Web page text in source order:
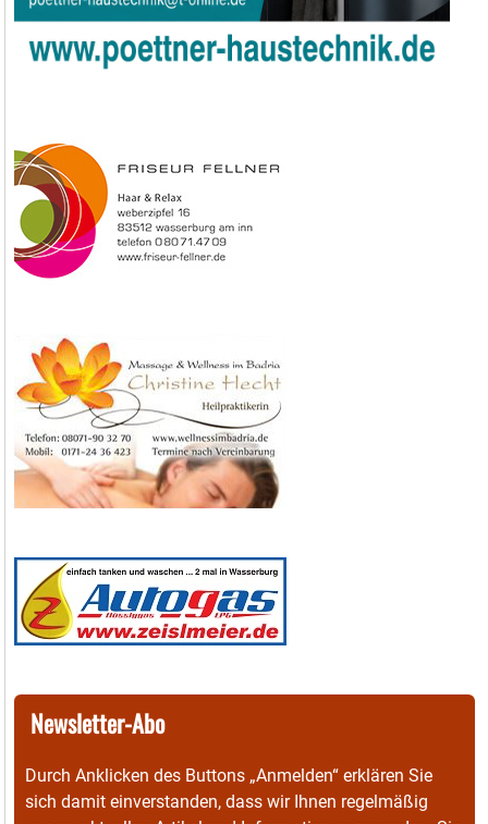
Newsletter-Abo
Durch Anklicken des Buttons „Anmelden“ erklären Sie
sich damit einverstanden, dass wir Ihnen regelmäßig